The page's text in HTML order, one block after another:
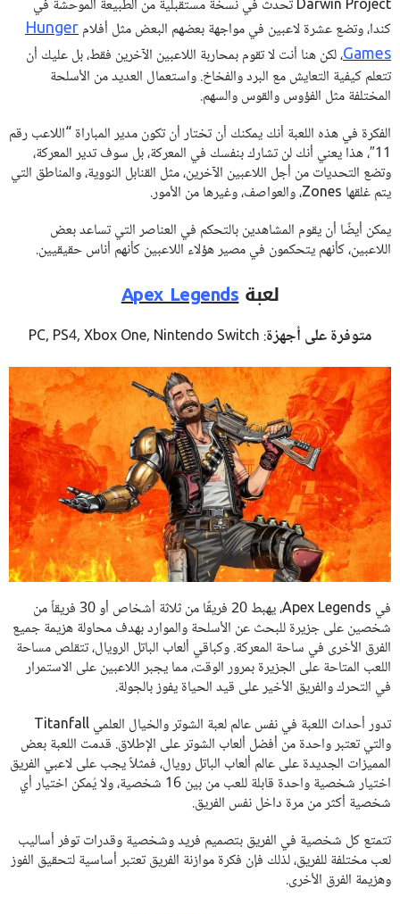
Darwin Project تحدث في نسخة مستقبلية من الطبيعة الموحشة في
كندا، وتضع عشرة لاعبين في مواجهة بعضهم البعض مثل أفلامHunger
Games، لكن هنا أنت لا تقوم بمحاربة اللاعبين الآخرين فقط، بل عليك أن
تتعلم كيفية التعايش مع البرد والفخاخ. واستعمال العديد من الأسلحة
المختلفة مثل الفؤوس والقوس والسهم.
الفكرة في هذه اللعبة أنك يمكنك أن تختار أن تكون مدير المباراة “اللاعب رقم
11″، هذا يعني أنك لن تشارك بنفسك في المعركة، بل سوف تدير المعركة،
وتضع التحديات من أجل اللاعبين الآخرين، مثل القنابل النووية، والمناطق التي
يتم غلقها Zones، والعواصف، وغيرها من الأمور.
يمكن أيضًا أن يقوم المشاهدين بالتحكم في العناصر التي تساعد بعض
اللاعبين، كأنهم يتحكمون في مصير هؤلاء اللاعبين كأنهم أناس حقيقيين.
لعبةApex Legends
متوفرة على أجهزة: PC, PS4, Xbox One, Nintendo Switch
في Apex Legends، يهبط 20 فريقًا من ثلاثة أشخاص أو 30 فريقاً من
شخصين على جزيرة للبحث عن الأسلحة والموارد بهدف محاولة هزيمة جميع
الفرق الأخرى في ساحة المعركة. وكباقي ألعاب الباتل الرويال، تتقلص مساحة
اللعب المتاحة على الجزيرة بمرور الوقت، مما يجبر اللاعبين على الاستمرار
في التحرك والفريق الأخير على قيد الحياة يفوز بالجولة.
تدور أحداث اللعبة في نفس عالم لعبة الشوتر والخيال العلمي Titanfall
والتي تعتبر واحدة من أفضل ألعاب الشوتر على الإطلاق. قدمت اللعبة بعض
المميزات الجديدة على عالم ألعاب الباتل رويال، فمثلاً يجب على لاعبي الفريق
اختيار شخصية واحدة قابلة للعب من بين 16 شخصية، ولا يُمكن اختيار أي
شخصية أكثر من مرة داخل نفس الفريق.
تتمتع كل شخصية في الفريق بتصميم فريد وشخصية وقدرات توفر أساليب
لعب مختلفة للفريق، لذلك فإن فكرة موازنة الفريق تعتبر أساسية لتحقيق الفوز
وهزيمة الفرق الأخرى.